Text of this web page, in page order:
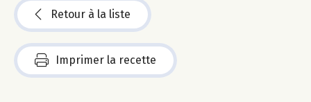
Retour à la liste
Imprimer la recette